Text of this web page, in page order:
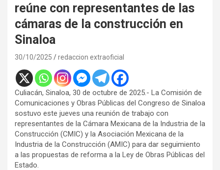
reúne con representantes de las
cámaras de la construcción en
Sinaloa
30/10/2025 redaccion extraoficial
Culiacán, Sinaloa, 30 de octubre de 2025.- La Comisión de
Comunicaciones y Obras Públicas del Congreso de Sinaloa
sostuvo este jueves una reunión de trabajo con
representantes de la Cámara Mexicana de la Industria de la
Construcción (CMIC) y la Asociación Mexicana de la
Industria de la Construcción (AMIC) para dar seguimiento
a las propuestas de reforma a la Ley de Obras Públicas del
Estado.